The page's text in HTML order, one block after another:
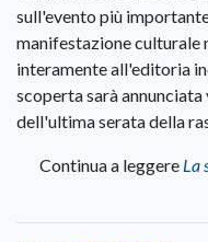
sull'evento più
manifestazione culturale
interamente all'editoria
scoperta sarà
dell'ultima serata della
Continua a leggere La